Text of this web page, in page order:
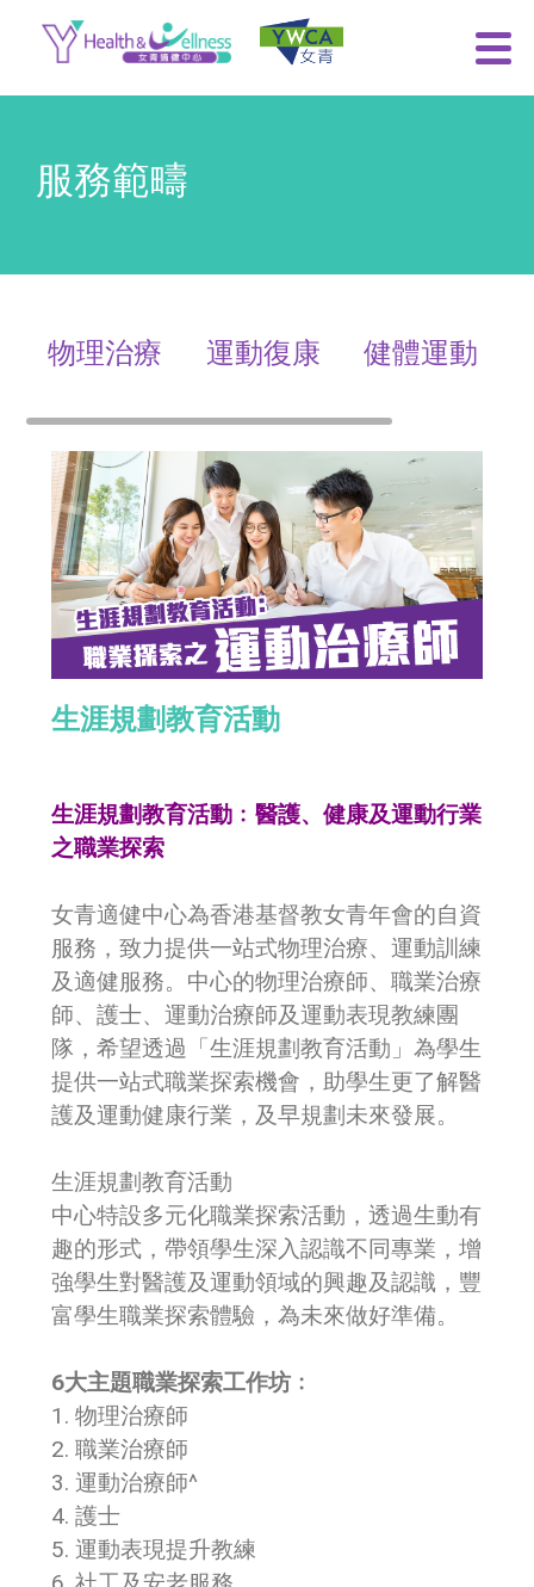
服務範疇
物理治療 運動復康 健體運動
生涯規劃教育活動
生涯規劃教育活動﹕醫護、健康及運動行業
之職業探索
女青適健中心為香港基督教女青年會的自資
服務，致力提供一站式物理治療、運動訓練
及適健服務。中心的物理治療師、職業治療
師、護士、運動治療師及運動表現教練團
隊，希望透過「生涯規劃教育活動」為學生
提供一站式職業探索機會，助學生更了解醫
護及運動健康行業，及早規劃未來發展。
生涯規劃教育活動
中心特設多元化職業探索活動，透過生動有
趣的形式，帶領學生深入認識不同專業，增
強學生對醫護及運動領域的興趣及認識，豐
富學生職業探索體驗，為未來做好準備。
6大主題職業探索工作坊﹕
1. 物理治療師
2. 職業治療師
3. 運動治療師^
4. 護士
5. 運動表現提升教練